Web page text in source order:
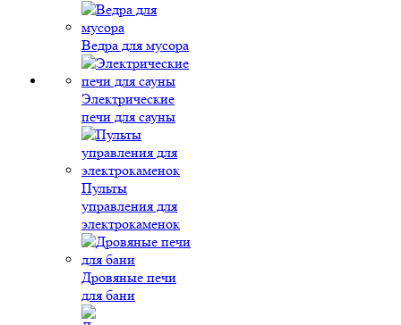
Ведра для мусора
Электрические
печи для сауны
Пульты
управления для
электрокаменок
Дровяные печи
для бани